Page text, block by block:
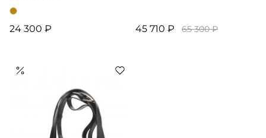
24 300 ₽ 45 710 ₽ 65 300 ₽